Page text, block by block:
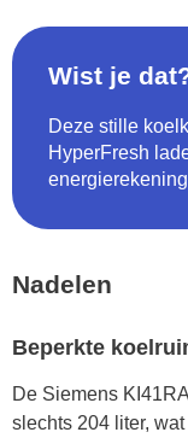
Wist je
Deze stille
HyperFresh
Nadelen
Beperkte
De Siemens
slechts 204 liter,